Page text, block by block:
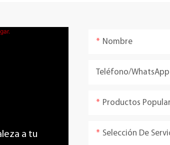
a tu
Nombre
Teléfono/WhatsApp
Productos
Selección De